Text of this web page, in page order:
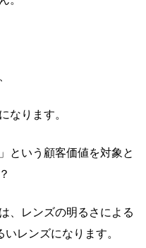
なります。
という顧客価値を対象と
、レンズの明るさによる
レンズになります。